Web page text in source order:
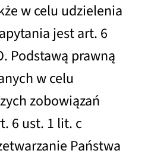
w celu udzielenia
jest art. 6
Podstawą prawną
w celu
zobowiązań
6 ust. 1 lit. c
Państwa